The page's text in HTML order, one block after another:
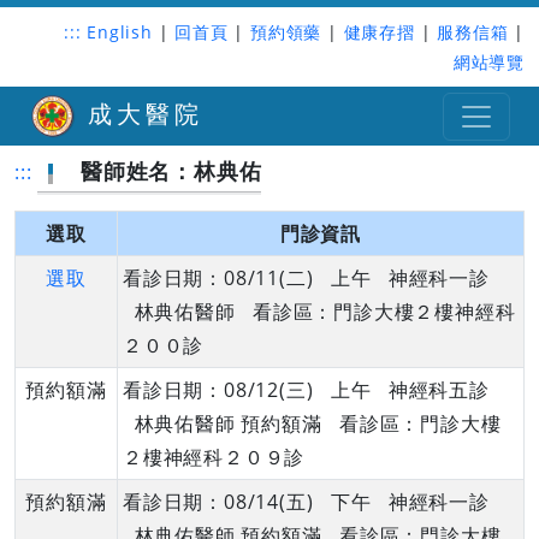
::: English | 回首頁 | 預約領藥 | 健康存摺 | 服務信箱 |
網站導覽
成大醫院
::: 醫師姓名：林典佑
選取
門診資訊
選取
看診日期：08/11(二) 上午 神經科一診
林典佑醫師 看診區：門診大樓２樓神經科
２００診
預約額滿
看診日期：08/12(三) 上午 神經科五診
林典佑醫師 預約額滿 看診區：門診大樓
２樓神經科２０９診
預約額滿
看診日期：08/14(五) 下午 神經科一診